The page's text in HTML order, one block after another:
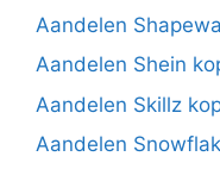
Aandelen
Aandelen Shein
Aandelen Skillz
Aandelen